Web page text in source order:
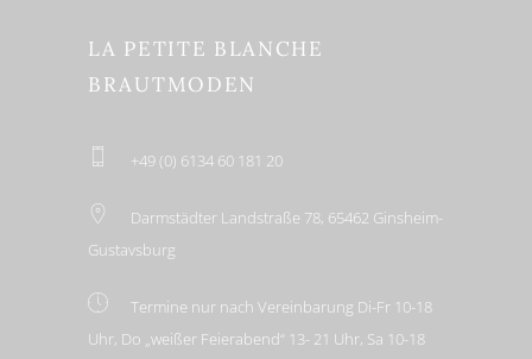
LA PETITE BLANCHE
BRAUTMODEN
+49 (0) 6134 60 181 20
Darmstädter Landstraße 78, 65462 Ginsheim-
Gustavsburg
Termine nur nach Vereinbarung Di-Fr 10-18
Uhr, Do „weißer Feierabend“ 13- 21 Uhr, Sa 10-18